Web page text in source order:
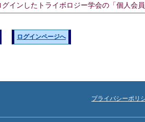
グインしたトライボロジー学会の「個人会
ログインページへ
プライバシーポリ